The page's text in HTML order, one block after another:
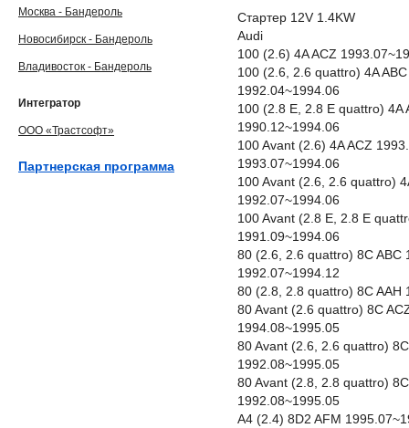
Стартер 12V 1.4KW
Audi
100 (2.6) 4A ACZ
100 (2.6, 2.6 quattro) 4A
1992.04~1994.06
100 (2.8 E, 2.8 E quattro) 4A
1990.12~1994.06
100 Avant (2.6) 4A ACZ
1993.07~1994.06
100 Avant (2.6, 2.6 quattro)
1992.07~1994.06
100 Avant (2.8 E, 2.8 E
1991.09~1994.06
80 (2.6, 2.6 quattro) 8C ABC
1992.07~1994.12
80 (2.8, 2.8 quattro) 8C AAH
80 Avant (2.6 quattro) 8C
1994.08~1995.05
80 Avant (2.6, 2.6 quattro)
1992.08~1995.05
80 Avant (2.8, 2.8 quattro)
1992.08~1995.05
A4 (2.4) 8D2 AFM
Москва - Бандероль
Новосибирск - Бандероль
Владивосток - Бандероль
Интегратор
ООО «Трастсофт»
Партнерская программа